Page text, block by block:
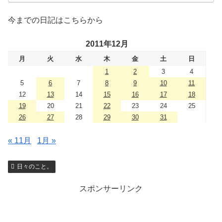
今までの日記はこちらから
2011年12月
月 火 水 木 金 土
日
1
2 3
4
5
6 7 8 9 10
11
12
13 14 15 16 17
18
19
20 21 22 23 24
25
26
27 28 29 30 31
« 11月 1月 »
日々のこと。
スポンサーリンク